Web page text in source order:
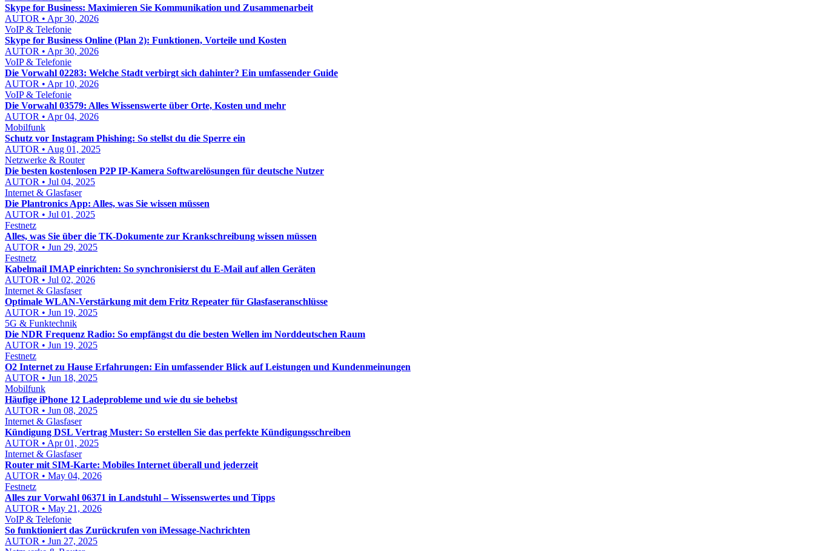
Skype for Business: Maximieren Sie Kommunikation und Zusammenarbeit
AUTOR • Apr 30, 2026
VoIP & Telefonie
Skype for Business Online (Plan 2): Funktionen, Vorteile und Kosten
AUTOR • Apr 30, 2026
VoIP & Telefonie
Die Vorwahl 02283: Welche Stadt verbirgt sich dahinter? Ein umfassender Guide
AUTOR • Apr 10, 2026
VoIP & Telefonie
Die Vorwahl 03579: Alles Wissenswerte über Orte, Kosten und mehr
AUTOR • Apr 04, 2026
Mobilfunk
Schutz vor Instagram Phishing: So stellst du die Sperre ein
AUTOR • Aug 01, 2025
Netzwerke & Router
Die besten kostenlosen P2P IP-Kamera Softwarelösungen für deutsche Nutzer
AUTOR • Jul 04, 2025
Internet & Glasfaser
Die Plantronics App: Alles, was Sie wissen müssen
AUTOR • Jul 01, 2025
Festnetz
Alles, was Sie über die TK-Dokumente zur Krankschreibung wissen müssen
AUTOR • Jun 29, 2025
Festnetz
Kabelmail IMAP einrichten: So synchronisierst du E-Mail auf allen Geräten
AUTOR • Jul 02, 2026
Internet & Glasfaser
Optimale WLAN-Verstärkung mit dem Fritz Repeater für Glasfaseranschlüsse
AUTOR • Jun 19, 2025
5G & Funktechnik
Die NDR Frequenz Radio: So empfängst du die besten Wellen im Norddeutschen Raum
AUTOR • Jun 19, 2025
Festnetz
O2 Internet zu Hause Erfahrungen: Ein umfassender Blick auf Leistungen und Kundenmeinungen
AUTOR • Jun 18, 2025
Mobilfunk
Häufige iPhone 12 Ladeprobleme und wie du sie behebst
AUTOR • Jun 08, 2025
Internet & Glasfaser
Kündigung DSL Vertrag Muster: So erstellen Sie das perfekte Kündigungsschreiben
AUTOR • Apr 01, 2025
Internet & Glasfaser
Router mit SIM-Karte: Mobiles Internet überall und jederzeit
AUTOR • May 04, 2026
Festnetz
Alles zur Vorwahl 06371 in Landstuhl – Wissenswertes und Tipps
AUTOR • May 21, 2026
VoIP & Telefonie
So funktioniert das Zurückrufen von iMessage-Nachrichten
AUTOR • Jun 27, 2025